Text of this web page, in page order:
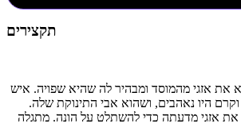
תקצירים
את אזגי מהמוסד ומבהיר לה שהיא שפויה. איש
היו נאהבים, ושהוא אבי התינוקת שלה.
את אזגי מדעתה כדי להשתלט על הונה. מתגלה